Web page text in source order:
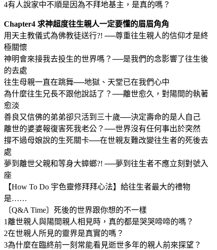
4有人說家中不順是因為不拜地基主，是真的嗎？
Chapter4 求神超度往生親人一定要懂的眉眉角角
用天主教儀式為佛教徒送行?! ──尊重往生親人的信仰才是終
極關懷
神明會來接我去投生的世界嗎？──是我們的念影響了往生後
的去處
往生母親一直在跳舞──地獄、天堂已在我們心中
為什麼往生兄長不跟他說話了？──離世愈久，對陽間的執著
愈淡
善良又信佛的弟弟卻只活到三十歲──決定壽命的是人自己
離世的婆婆報復害死我老公？──世界沒有任何事出於突然
撐不過母娘說的生死關卡──在世親友難改變往生者的死後去
處
夢到離世父親和等身大蟑螂?! ──夢到往生者不應立刻對號入
座
【How To Do 宇色靈修拜拜心法】給往生者最大的禮物
是……
〔Q&A Time〕死後的世界跟你想的不一樣
1離世親人與陽間親人相見時，真的都是哭哭啼啼的嗎？
2在世親人所見的靈界是真實的嗎？
3為什麼在臨終前一刻常能看見逝世多年的親人前來探望？